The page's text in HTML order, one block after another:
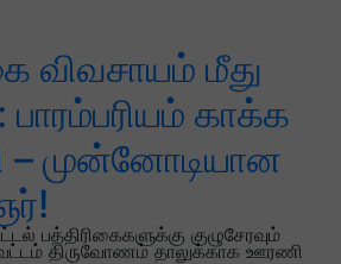
பத்திரிகைகளுக்கு குழுசேரவும்
விவசாயம் மீது
காக்க
– முன்னோடியான
திருவோணம் தாலுக்காக ஊரணி